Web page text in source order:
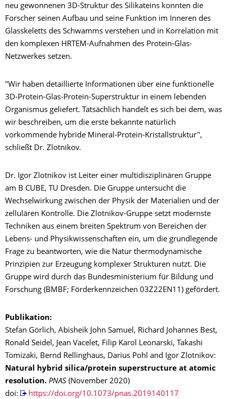
neu gewonnenen 3D-Struktur des Silikateins konnten die
Forscher seinen Aufbau und seine Funktion im Inneren des
Glasskeletts des Schwamms verstehen und in Korrelation mit
den komplexen HRTEM-Aufnahmen des Protein-Glas-
Netzwerkes setzen.
"Wir haben detaillierte Informationen über eine funktionelle
3D-Protein-Glas-Protein-Superstruktur in einem lebenden
Organismus geliefert. Tatsächlich handelt es sich bei dem, was
wir beschreiben, um die erste bekannte natürlich
vorkommende hybride Mineral-Protein-Kristallstruktur",
schließt Dr. Zlotnikov.
Dr. Igor Zlotnikov ist Leiter einer multidisziplinären Gruppe
am B CUBE, TU Dresden. Die Gruppe untersucht die
Wechselwirkung zwischen der Physik der Materialien und der
zellulären Kontrolle. Die Zlotnikov-Gruppe setzt modernste
Techniken aus einem breiten Spektrum von Bereichen der
Lebens- und Physikwissenschaften ein, um die grundlegende
Frage zu beantworten, wie die Natur thermodynamische
Prinzipien zur Erzeugung komplexer Strukturen nutzt. Die
Gruppe wird durch das Bundesministerium für Bildung und
Forschung (BMBF; Förderkennzeichen 03Z22EN11) gefördert.
Publikation:
Stefan Görlich, Abisheik John Samuel, Richard Johannes Best,
Ronald Seidel, Jean Vacelet, Filip Karol Leonarski, Takashi
Tomizaki, Bernd Rellinghaus, Darius Pohl and Igor Zlotnikov:
Natural hybrid silica/protein superstructure at atomic
resolution. PNAS (November 2020)
doi:
https://doi.org/10.1073/pnas.2019140117